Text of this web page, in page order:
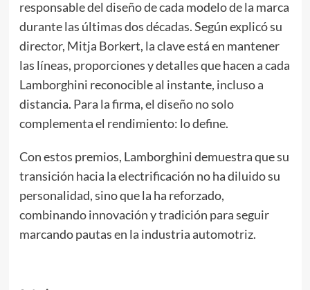
responsable del diseño de cada modelo de la marca
durante las últimas dos décadas. Según explicó su
director, Mitja Borkert, la clave está en mantener
las líneas, proporciones y detalles que hacen a cada
Lamborghini reconocible al instante, incluso a
distancia. Para la firma, el diseño no solo
complementa el rendimiento: lo define.
Con estos premios, Lamborghini demuestra que su
transición hacia la electrificación no ha diluido su
personalidad, sino que la ha reforzado,
combinando innovación y tradición para seguir
marcando pautas en la industria automotriz.